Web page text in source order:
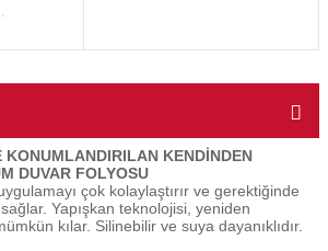
KONUMLANDIRILAN KENDİNDEN
DUVAR FOLYOSU
çok kolaylaştırır ve gerektiğinde
Yapışkan teknolojisi, yeniden
kılar. Silinebilir ve suya dayanıklıdır.